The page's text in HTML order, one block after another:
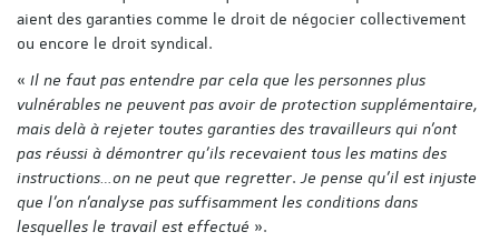
aient des garanties comme le droit de négocier collectivement
ou encore le droit syndical.
« Il ne faut pas entendre par cela que les personnes plus
vulnérables ne peuvent pas avoir de protection supplémentaire,
mais delà à rejeter toutes garanties des travailleurs qui n’ont
pas réussi à démontrer qu’ils recevaient tous les matins des
instructions…on ne peut que regretter.Je pense qu’il est injuste
que l’on n’analyse pas suffisamment les conditions dans
lesquelles le travail est effectué ».